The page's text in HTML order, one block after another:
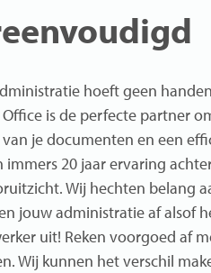
hoeft geen
is de perfecte partner
je documenten en een
immers 20 jaar ervaring
Wij hechten belang
jouw administratie af alsof
uit! Reken voorgoed af
Wij kunnen het verschil